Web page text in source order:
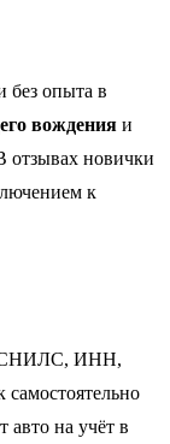
без опыта в
вождения и
отзывах новички
к
СНИЛС, ИНН,
авто на учёт в